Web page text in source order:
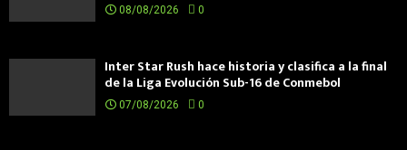
08/08/2026 0
Inter Star Rush hace historia y clasifica a la final
de la Liga Evolución Sub-16 de Conmebol
07/08/2026 0